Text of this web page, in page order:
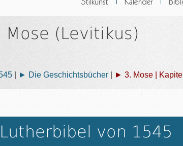
Mose (Levitikus)
► Die Geschichtsbücher ► 3. Mose | Kapitel
von 1545